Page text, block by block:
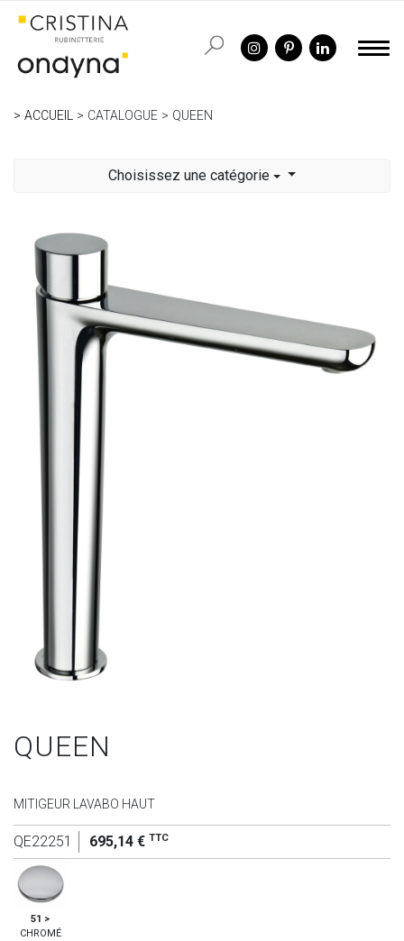
ACCUEIL CATALOGUE QUEEN
Choisissez une catégorie
QUEEN
MITIGEUR LAVABO HAUT
QE22251 695,14 € TTC
51 >
CHROMÉ